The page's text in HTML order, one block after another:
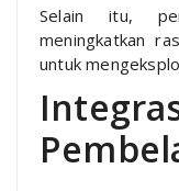
Selain itu,
meningkatkan
untuk